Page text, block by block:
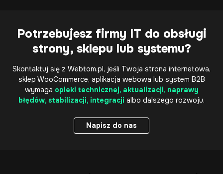
Potrzebujesz firmy IT do obsługi
strony, sklepu lub systemu?
Skontaktuj się z Webtom.pl, jeśli Twoja strona internetowa,
sklep WooCommerce, aplikacja webowa lub system B2B
wymaga opieki technicznej, aktualizacji, naprawy
błędów, stabilizacji, integracji albo dalszego rozwoju.
Napisz do nas